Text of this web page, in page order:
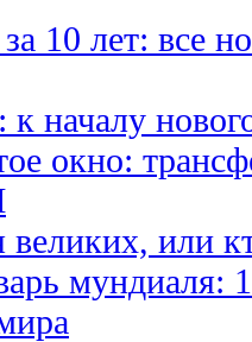
10 лет: все
началу
окно:
великих, или
мундиаля: